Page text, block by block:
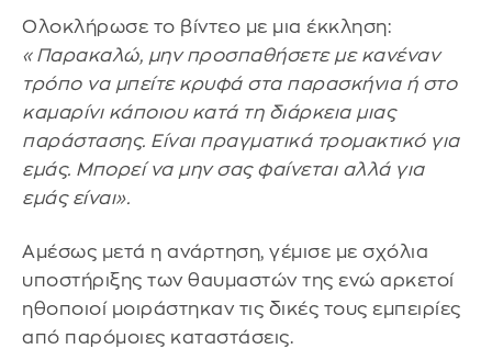
Ολοκλήρωσε το βίντεo με μια έκκληση:
«Παρακαλώ, μην προσπαθήσετε με κανέναν
τρόπο να μπείτε κρυφά στα παρασκήνια ή στο
καμαρίνι κάποιου κατά τη διάρκεια μιας
παράστασης. Είναι πραγματικά τρομακτικό για
εμάς. Μπορεί να μην σας φαίνεται αλλά για
εμάς είναι».
Αμέσως μετά η ανάρτηση, γέμισε με σχόλια
υποστήριξης των θαυμαστών της ενώ αρκετοί
ηθοποιοί μοιράστηκαν τις δικές τους εμπειρίες
από παρόμοιες καταστάσεις.